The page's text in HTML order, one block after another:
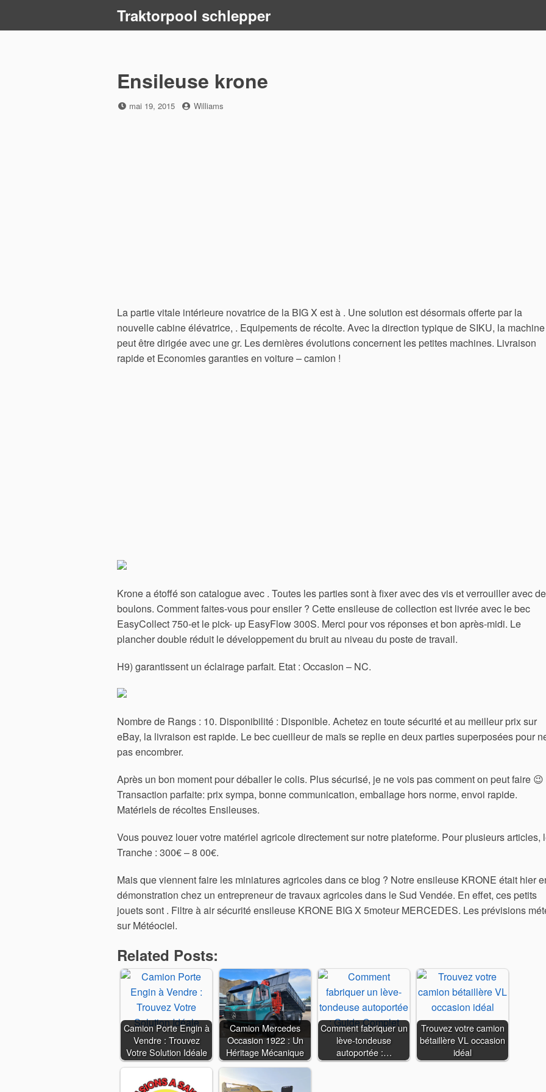
Traktorpool schlepper
Ensileuse krone
Posted
mai 19, 2015 by
Williams
La partie vitale intérieure novatrice de la BIG X est à . Une solution est désormais offerte par la
nouvelle cabine élévatrice, . Equipements de récolte. Avec la direction typique de SIKU, la machine
peut être dirigée avec une gr. Les dernières évolutions concernent les petites machines. Livraison
rapide et Economies garanties en voiture – camion !
Krone a étoffé son catalogue avec . Toutes les parties sont à fixer avec des vis et verrouiller avec
boulons. Comment faites-vous pour ensiler ? Cette ensileuse de collection est livrée avec le bec
EasyCollect 750-et le pick- up EasyFlow 300S. Merci pour vos réponses et bon après-midi. Le
plancher double réduit le développement du bruit au niveau du poste de travail.
H9) garantissent un éclairage parfait. Etat : Occasion – NC.
Nombre de Rangs : 10. Disponibilité : Disponible. Achetez en toute sécurité et au meilleur prix sur
eBay, la livraison est rapide. Le bec cueilleur de maïs se replie en deux parties superposées pour
pas encombrer.
Après un bon moment pour déballer le colis. Plus sécurisé, je ne vois pas comment on peut faire 😉
Transaction parfaite: prix sympa, bonne communication, emballage hors norme, envoi rapide.
Matériels de récoltes Ensileuses.
Vous pouvez louer votre matériel agricole directement sur notre plateforme. Pour plusieurs articles,
Tranche : 300€ – 8 00€.
Mais que viennent faire les miniatures agricoles dans ce blog ? Notre ensileuse KRONE était hier
démonstration chez un entrepreneur de travaux agricoles dans le Sud Vendée. En effet, ces petits
jouets sont . Filtre à air sécurité ensileuse KRONE BIG X 5moteur MERCEDES. Les prévisions
sur Météociel.
Related Posts:
Camion Porte Engin à
Vendre : Trouvez
Votre Solution Idéale
Camion Mercedes
Occasion 1922 : Un
Héritage Mécanique
Comment fabriquer un
lève-tondeuse
autoportée :…
Trouvez votre camion
bétaillère VL occasion
idéal